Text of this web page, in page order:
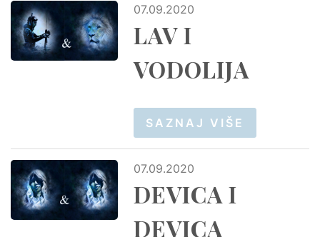
07.09.2020
LAV I
VODOLIJA
SAZNAJ VIŠE
07.09.2020
DEVICA I
DEVICA